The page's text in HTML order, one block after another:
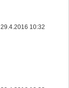
29.4.2016 10:32